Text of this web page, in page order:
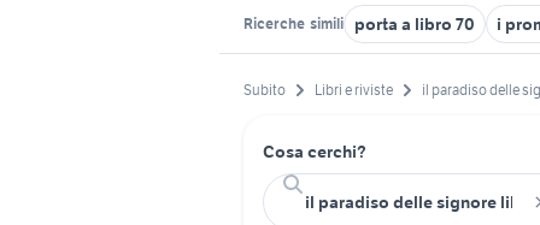
Ricerche simili porta a libro 70 i
Subito Libri e riviste il paradiso delle
Cosa cerchi?